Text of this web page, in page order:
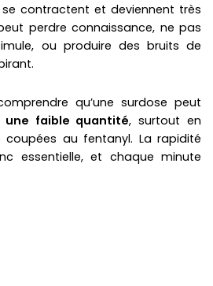
se contractent et deviennent très
perdre connaissance, ne pas
ou produire des bruits de
qu’une surdose peut
une faible quantité, surtout en
au fentanyl. La rapidité
essentielle, et chaque minute